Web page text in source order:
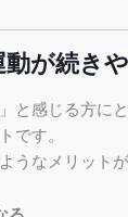
が続き
と感じる方に
です。
うなメリットが